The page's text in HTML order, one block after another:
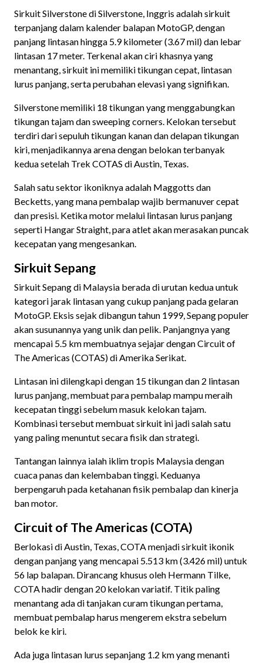
Sirkuit Silverstone di Silverstone, Inggris adalah sirkuit
terpanjang dalam kalender balapan MotoGP, dengan
panjang lintasan hingga 5.9 kilometer (3.67 mil) dan lebar
lintasan 17 meter. Terkenal akan ciri khasnya yang
menantang, sirkuit ini memiliki tikungan cepat, lintasan
lurus panjang, serta perubahan elevasi yang signifikan.
Silverstone memiliki 18 tikungan yang menggabungkan
tikungan tajam dan sweeping corners. Kelokan tersebut
terdiri dari sepuluh tikungan kanan dan delapan tikungan
kiri, menjadikannya arena dengan belokan terbanyak
kedua setelah Trek COTAS di Austin, Texas.
Salah satu sektor ikoniknya adalah Maggotts dan
Becketts, yang mana pembalap wajib bermanuver cepat
dan presisi. Ketika motor melalui lintasan lurus panjang
seperti Hangar Straight, para atlet akan merasakan puncak
kecepatan yang mengesankan.
Sirkuit Sepang
Sirkuit Sepang di Malaysia berada di urutan kedua untuk
kategori jarak lintasan yang cukup panjang pada gelaran
MotoGP. Eksis sejak dibangun tahun 1999, Sepang populer
akan susunannya yang unik dan pelik. Panjangnya yang
mencapai 5.5 km membuatnya sejajar dengan Circuit of
The Americas (COTAS) di Amerika Serikat.
Lintasan ini dilengkapi dengan 15 tikungan dan 2 lintasan
lurus panjang, membuat para pembalap mampu meraih
kecepatan tinggi sebelum masuk kelokan tajam.
Kombinasi tersebut membuat sirkuit ini jadi salah satu
yang paling menuntut secara fisik dan strategi.
Tantangan lainnya ialah iklim tropis Malaysia dengan
cuaca panas dan kelembaban tinggi. Keduanya
berpengaruh pada ketahanan fisik pembalap dan kinerja
ban motor.
Circuit of The Americas (COTA)
Berlokasi di Austin, Texas, COTA menjadi sirkuit ikonik
dengan panjang yang mencapai 5.513 km (3.426 mil) untuk
56 lap balapan. Dirancang khusus oleh Hermann Tilke,
COTA hadir dengan 20 kelokan variatif. Titik paling
menantang ada di tanjakan curam tikungan pertama,
membuat pembalap harus mengerem ekstra sebelum
belok ke kiri.
Ada juga lintasan lurus sepanjang 1.2 km yang menanti